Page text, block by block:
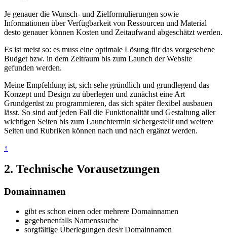
Je genauer die Wunsch- und Zielformulierungen sowie
Informationen über Verfügbarkeit von Ressourcen und Material
desto genauer können Kosten und Zeitaufwand abgeschätzt werden.
Es ist meist so: es muss eine optimale Lösung für das vorgesehene
Budget bzw. in dem Zeitraum bis zum Launch der Website
gefunden werden.
Meine Empfehlung ist, sich sehe gründlich und grundlegend das
Konzept und Design zu überlegen und zunächst eine Art
Grundgerüst zu programmieren, das sich später flexibel ausbauen
lässt. So sind auf jeden Fall die Funktionalität und Gestaltung aller
wichtigen Seiten bis zum Launchtermin sichergestellt und weitere
Seiten und Rubriken können nach und nach ergänzt werden.
↑
2. Technische Vorausetzungen
Domainnamen
gibt es schon einen oder mehrere Domainnamen
gegebenenfalls Namenssuche
sorgfältige Überlegungen des/r Domainnamen